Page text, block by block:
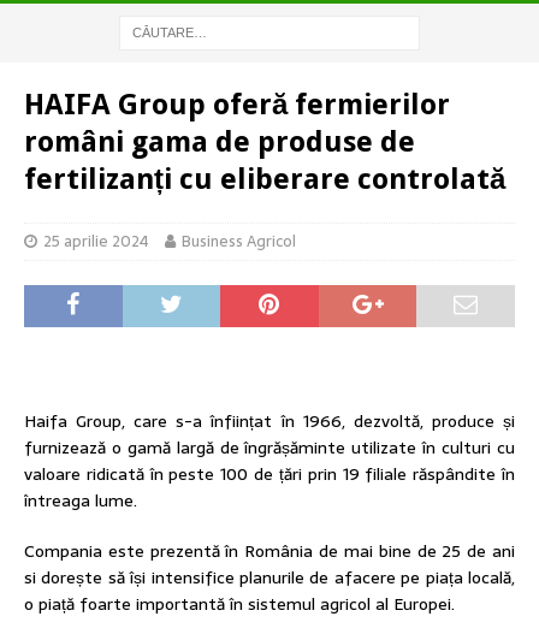
HAIFA Group oferă fermierilor
români gama de produse de
fertilizanți cu eliberare controlată
25 aprilie 2024 Business Agricol
Haifa Group, care s-a înființat în 1966, dezvoltă, produce și
furnizează o gamă largă de îngrășăminte utilizate în culturi cu
valoare ridicată în peste 100 de țări prin 19 filiale răspândite în
întreaga lume.
Compania este prezentă în România de mai bine de 25 de ani
si dorește să își intensifice planurile de afacere pe piața locală,
o piață foarte importantă în sistemul agricol al Europei.